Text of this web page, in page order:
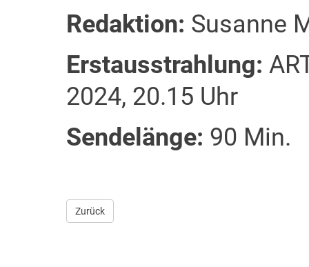
Redaktion: Susanne
Erstausstrahlung:
2024, 20.15 Uhr
Sendelänge: 90 Min.
Zurück